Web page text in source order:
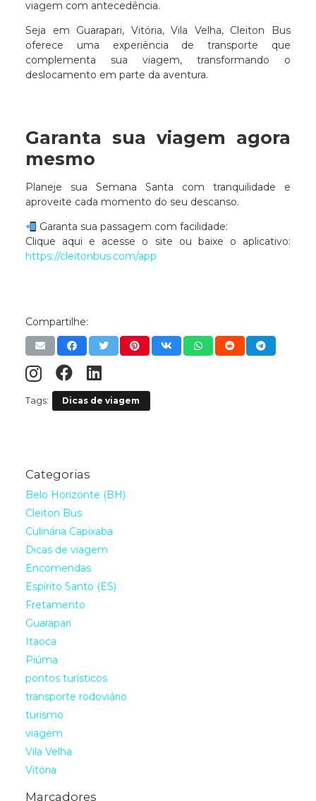
viagem com antecedência.
Seja em Guarapari, Vitória, Vila Velha, Cleiton Bus
oferece uma experiência de transporte que
complementa sua viagem, transformando o
deslocamento em parte da aventura.
Garanta sua viagem agora
mesmo
Planeje sua Semana Santa com tranquilidade e
aproveite cada momento do seu descanso.
Garanta sua passagem com facilidade:
Clique aqui e acesse o site ou baixe o aplicativo:
https://cleitonbus.com/app
Compartilhe:
Tags: Dicas de viagem
Categorias
Belo Horizonte (BH)
Cleiton Bus
Culinária Capixaba
Dicas de viagem
Encomendas
Espírito Santo (ES)
Fretamento
Guarapari
Itaoca
Piúma
pontos turísticos
transporte rodoviário
turismo
viagem
Vila Velha
Vitória
Marcadores